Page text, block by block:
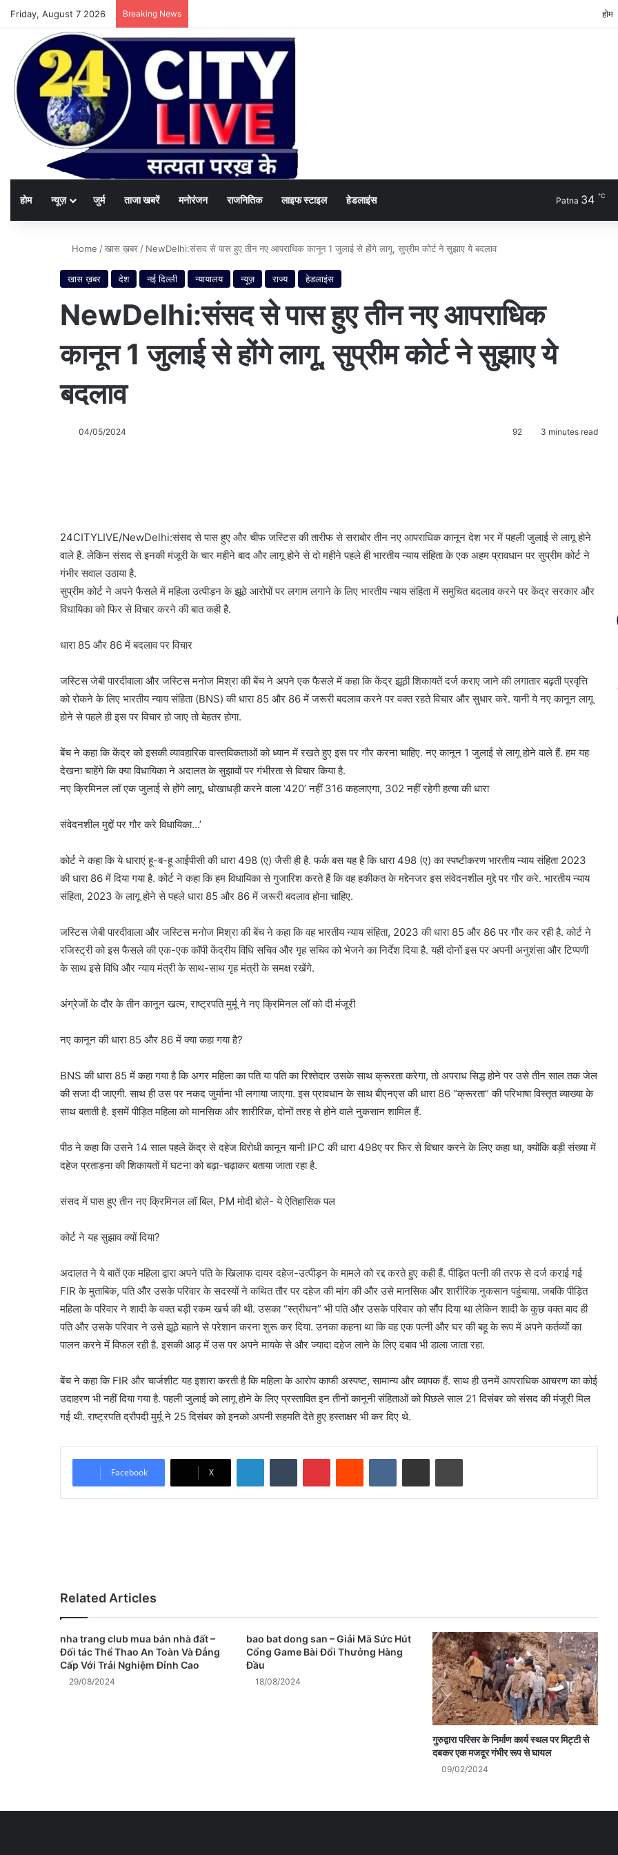
Friday, August 7 2026 Breaking News होम
होम न्यूज़ जुर्म ताजा खबरें मनोरंजन राजनितिक लाइफ स्टाइल हेडलाइंस Patna 34 ℃
Home /खास ख़बर/ NewDelhi:संसद से पास हुए तीन नए आपराधिक कानून 1 जुलाई से होंगे लागू, सुप्रीम कोर्ट ने सुझाए ये बदलाव
खास ख़बर देश नई दिल्ली न्यायालय न्यूज़ राज्य हेडलाइंस
NewDelhi:संसद से पास हुए तीन नए आपराधिक
कानून 1 जुलाई से होंगे लागू, सुप्रीम कोर्ट ने सुझाए ये
बदलाव
04/05/2024 92 3 minutes read
24CITYLIVE/NewDelhi:संसद से पास हुए और चीफ जस्टिस की तारीफ से सराबोर तीन नए आपराधिक कानून देश भर में पहली जुलाई से लागू होने
वाले हैं. लेकिन संसद से इनकी मंजूरी के चार महीने बाद और लागू होने से दो महीने पहले ही भारतीय न्याय संहिता के एक अहम प्रावधान पर सुप्रीम कोर्ट ने
गंभीर सवाल उठाया है.
सुप्रीम कोर्ट ने अपने फैसले में महिला उत्पीड़न के झूठे आरोपों पर लगाम लगाने के लिए भारतीय न्याय संहिता में समुचित बदलाव करने पर केंद्र सरकार और
विधायिका को फिर से विचार करने की बात कही है.
धारा 85 और 86 में बदलाव पर विचार
जस्टिस जेबी पारदीवाला और जस्टिस मनोज मिश्रा की बेंच ने अपने एक फैसले में कहा कि केंद्र झूठी शिकायतें दर्ज कराए जाने की लगातार बढ़ती प्रवृत्ति
को रोकने के लिए भारतीय न्याय संहिता (BNS) की धारा 85 और 86 में जरूरी बदलाव करने पर वक्त रहते विचार और सुधार करे. यानी ये नए कानून लागू
होने से पहले ही इस पर विचार हो जाए तो बेहतर होगा.
बेंच ने कहा कि केंद्र को इसकी व्यावहारिक वास्तविकताओं को ध्यान में रखते हुए इस पर गौर करना चाहिए. नए कानून 1 जुलाई से लागू होने वाले हैं. हम यह
देखना चाहेंगे कि क्या विधायिका ने अदालत के सुझावों पर गंभीरता से विचार किया है.
नए क्रिमिनल लॉ एक जुलाई से होंगे लागू, धोखाधड़ी करने वाला ‘420’ नहीं 316 कहलाएगा, 302 नहीं रहेगी हत्या की धारा
संवेदनशील मुद्दों पर गौर करे विधायिका…’
कोर्ट ने कहा कि ये धाराएं हू-ब-हू आईपीसी की धारा 498 (ए) जैसी ही है. फर्क बस यह है कि धारा 498 (ए) का स्पष्टीकरण भारतीय न्याय संहिता 2023
की धारा 86 में दिया गया है. कोर्ट ने कहा कि हम विधायिका से गुजारिश करते हैं कि वह हकीकत के मद्देनजर इस संवेदनशील मुद्दे पर गौर करे. भारतीय न्याय
संहिता, 2023 के लागू होने से पहले धारा 85 और 86 में जरूरी बदलाव होना चाहिए.
जस्टिस जेबी पारदीवाला और जस्टिस मनोज मिश्रा की बेंच ने कहा कि वह भारतीय न्याय संहिता, 2023 की धारा 85 और 86 पर गौर कर रही है. कोर्ट ने
रजिस्ट्री को इस फैसले की एक-एक कॉपी केंद्रीय विधि सचिव और गृह सचिव को भेजने का निर्देश दिया है. यही दोनों इस पर अपनी अनुशंसा और टिप्पणी
के साथ इसे विधि और न्याय मंत्री के साथ-साथ गृह मंत्री के समक्ष रखेंगे.
अंग्रेजों के दौर के तीन कानून खत्म, राष्ट्रपति मुर्मू ने नए क्रिमिनल लॉ को दी मंजूरी
नए कानून की धारा 85 और 86 में क्या कहा गया है?
BNS की धारा 85 में कहा गया है कि अगर महिला का पति या पति का रिश्तेदार उसके साथ क्रूरता करेगा, तो अपराध सिद्ध होने पर उसे तीन साल तक जेल
की सजा दी जाएगी. साथ ही उस पर नकद जुर्माना भी लगाया जाएगा. इस प्रावधान के साथ बीएनएस की धारा 86 “क्रूरता” की परिभाषा विस्तृत व्याख्या के
साथ बताती है. इसमें पीड़ित महिला को मानसिक और शारीरिक, दोनों तरह से होने वाले नुकसान शामिल हैं.
पीठ ने कहा कि उसने 14 साल पहले केंद्र से दहेज विरोधी कानून यानी IPC की धारा 498ए पर फिर से विचार करने के लिए कहा था, क्योंकि बड़ी संख्या में
दहेज प्रताड़ना की शिकायतों में घटना को बढ़ा-चढ़ाकर बताया जाता रहा है.
संसद में पास हुए तीन नए क्रिमिनल लॉ बिल, PM मोदी बोले- ये ऐतिहासिक पल
कोर्ट ने यह सुझाव क्यों दिया?
अदालत ने ये बातें एक महिला द्वारा अपने पति के खिलाफ दायर दहेज-उत्पीड़न के मामले को रद्द करते हुए कही हैं. पीड़ित पत्नी की तरफ से दर्ज कराई गई
FIR के मुताबिक, पति और उसके परिवार के सदस्यों ने कथित तौर पर दहेज की मांग की और उसे मानसिक और शारीरिक नुकसान पहुंचाया. जबकि पीड़ित
महिला के परिवार ने शादी के वक्त बड़ी रकम खर्च की थी. उसका “स्त्रीधन” भी पति और उसके परिवार को सौंप दिया था लेकिन शादी के कुछ वक्त बाद ही
पति और उसके परिवार ने उसे झूठे बहाने से परेशान करना शुरू कर दिया. उनका कहना था कि वह एक पत्नी और घर की बहू के रूप में अपने कर्तव्यों का
पालन करने में विफल रही है. इसकी आड़ में उस पर अपने मायके से और ज्यादा दहेज लाने के लिए दबाव भी डाला जाता रहा.
बेंच ने कहा कि FIR और चार्जशीट यह इशारा करती है कि महिला के आरोप काफी अस्पष्ट, सामान्य और व्यापक हैं. साथ ही उनमें आपराधिक आचरण का कोई
उदाहरण भी नहीं दिया गया है. पहली जुलाई को लागू होने के लिए प्रस्तावित इन तीनों कानूनी संहिताओं को पिछले साल 21 दिसंबर को संसद की मंजूरी मिल
गई थी. राष्ट्रपति द्रौपदी मुर्मू ने 25 दिसंबर को इनको अपनी सहमति देते हुए हस्ताक्षर भी कर दिए थे.
Facebook X
LinkedInTumblr PinterestReddit VKontakteShare via Email Print
Related Articles
nha trang club mua bán nhà đất –
Đối tác Thể Thao An Toàn Và Đẳng
Cấp Với Trải Nghiệm Đỉnh Cao
29/08/2024
bao bat dong san – Giải Mã Sức Hút
Cổng Game Bài Đổi Thưởng Hàng
Đầu
18/08/2024
गुरुद्वारा परिसर के निर्माण कार्य स्थल पर मिट्टी से
दबकर एक मजदूर गंभीर रूप से घायल
09/02/2024